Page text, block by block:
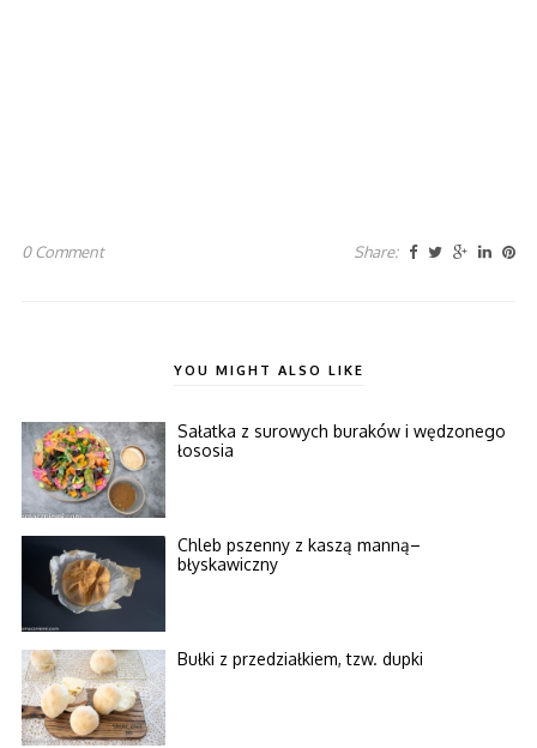
0 Comment Share:
YOU MIGHT ALSO LIKE
Sałatka z surowych buraków i wędzonego
łososia
Chleb pszenny z kaszą manną–
błyskawiczny
Bułki z przedziałkiem, tzw. dupki